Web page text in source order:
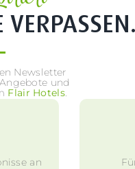
Newsletter
und
Flair Hotels.
an